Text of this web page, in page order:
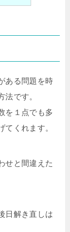
ある問題を時
法です。
を１点でも多
てくれます。
せと間違えた
日解き直しは